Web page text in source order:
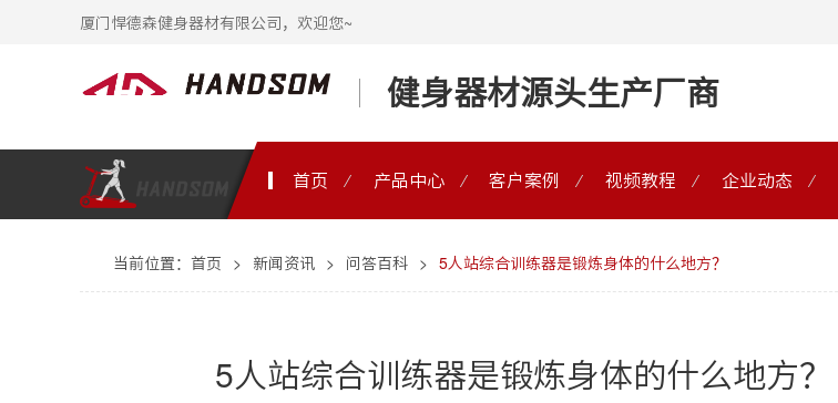
厦门悍德森健身器材有限公司，欢迎您~
健身器材源头生产厂商
首页 产品中心 客户案例 视频教程 企业动态
当前位置： 首页 > 新闻资讯 > 问答百科 > 5人站综合训练器是锻炼身体的什么地方？
5人站综合训练器是锻炼身体的什么地方？